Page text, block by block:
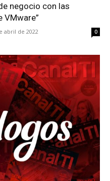
negocio con las
VMware”
abril de 2022 0